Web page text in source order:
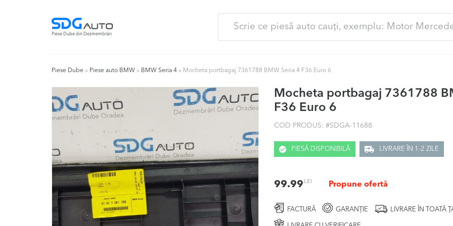
Piese Dube din Dezmembrări
Piese Dube » Piese auto BMW » BMW Seria 4 » Mocheta portbagaj 7361788 BMW Seria 4 F36 Euro 6
Mocheta portbagaj 7361788
F36 Euro 6
COD PRODUS: #SDGA-11688
PIESĂ DISPONIBILĂ LIVRARE ÎN 1-2 ZILE
99.99 LEI Propune ofertă
FACTURĂ GARANȚIE LIVRARE ÎN TOATĂ